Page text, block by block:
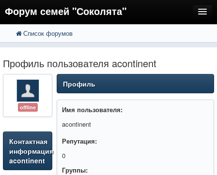
Форум семей "Соколята"
FAQ
Регистрация
Вход
Список форумов
Профиль пользователя acontinent
offline
Контактная
информация
acontinent
Профиль
Имя пользователя:
acontinent
Репутация:
0
Группы: